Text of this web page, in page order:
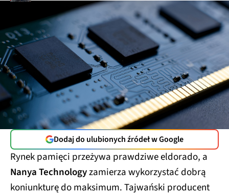
Dodaj do ulubionych źródeł w Google
Rynek pamięci przeżywa prawdziwe eldorado, a
Nanya Technologyzamierza wykorzystać dobrą
koniunkturę do maksimum. Tajwański producent